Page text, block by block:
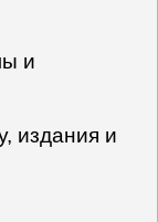
и
издания и